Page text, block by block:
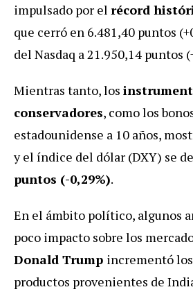
impulsado por el récord
que cerró en 6.481,40 puntos
del Nasdaq a 21.950,14 puntos
Mientras tanto, los
conservadores, como los
estadounidense a 10 años,
y el índice del dólar (DXY) se
puntos (-0,29%).
En el ámbito político, algunos
poco impacto sobre los
Donald Trump incrementó
productos provenientes de